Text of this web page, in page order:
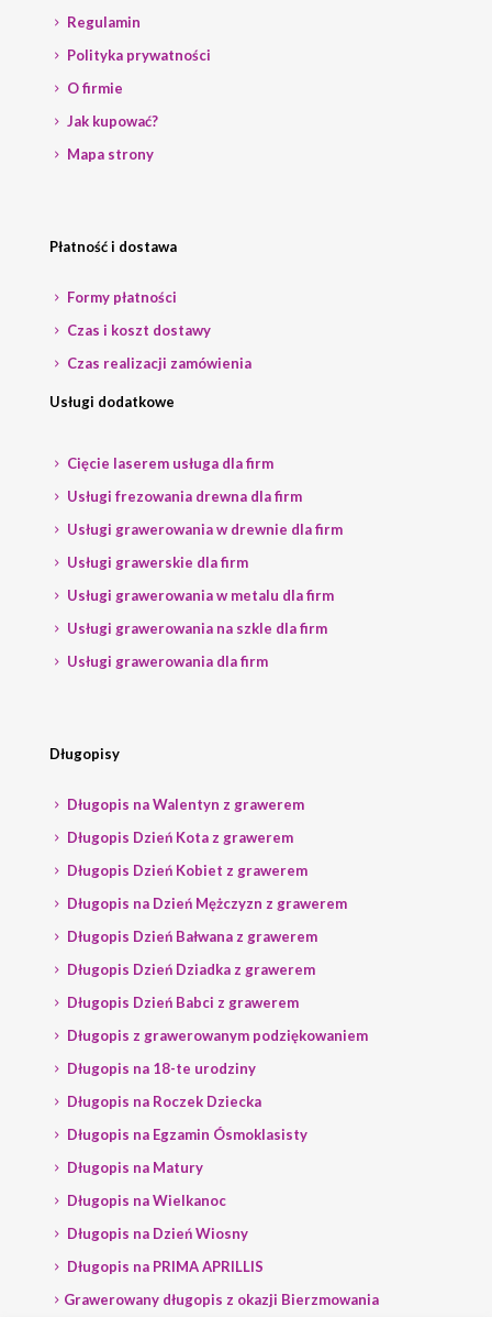
Regulamin
Polityka prywatności
O firmie
Jak kupować?
Mapa strony
Płatność i dostawa
Formy płatności
Czas i koszt dostawy
Czas realizacji zamówienia
Usługi dodatkowe
Cięcie laserem usługa dla firm
Usługi frezowania drewna dla firm
Usługi grawerowania w drewnie dla firm
Usługi grawerskie dla firm
Usługi grawerowania w metalu dla firm
Usługi grawerowania na szkle dla firm
Usługi grawerowania dla firm
Długopisy
Długopis na Walentyn z grawerem
Długopis Dzień Kota z grawerem
Długopis Dzień Kobiet z grawerem
Długopis na Dzień Mężczyzn z grawerem
Długopis Dzień Bałwana z grawerem
Długopis Dzień Dziadka z grawerem
Długopis Dzień Babci z grawerem
Długopis z grawerowanym podziękowaniem
Długopis na 18-te urodziny
Długopis na Roczek Dziecka
Długopis na Egzamin Ósmoklasisty
Długopis na Matury
Długopis na Wielkanoc
Długopis na Dzień Wiosny
Długopis na PRIMA APRILLIS
Grawerowany długopis z okazji Bierzmowania